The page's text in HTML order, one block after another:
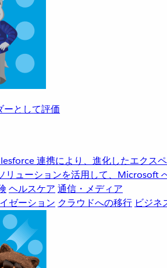
ーとして評価
連携により、進化したエクス
リューションを活用して、Microsoft
ヘルスケア 通信・メディア
ゼーション クラウドへの移行 ビジネ